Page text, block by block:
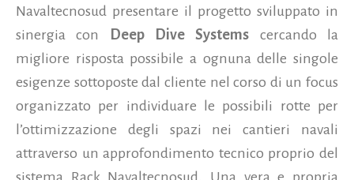
Navaltecnosud presentare il progetto sviluppato in
sinergia con
Deep Dive Systems cercando la
migliore risposta possibile a ognuna delle singole
esigenze sottoposte dal cliente nel corso di un focus
organizzato per individuare le possibili rotte per
l’ottimizzazione degli spazi nei cantieri navali
attraverso un approfondimento tecnico proprio del